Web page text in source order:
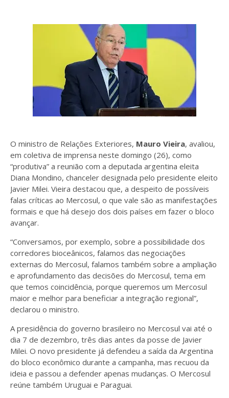
O ministro de Relações Exteriores, Mauro Vieira, avaliou,
em coletiva de imprensa neste domingo (26), como
“produtiva” a reunião com a deputada argentina eleita
Diana Mondino, chanceler designada pelo presidente eleito
Javier Milei. Vieira destacou que, a despeito de possíveis
falas críticas ao Mercosul, o que vale são as manifestações
formais e que há desejo dos dois países em fazer o bloco
avançar.
“Conversamos, por exemplo, sobre a possibilidade dos
corredores bioceânicos, falamos das negociações
externas do Mercosul, falamos também sobre a ampliação
e aprofundamento das decisões do Mercosul, tema em
que temos coincidência, porque queremos um Mercosul
maior e melhor para beneficiar a integração regional”,
declarou o ministro.
A presidência do governo brasileiro no Mercosul vai até o
dia 7 de dezembro, três dias antes da posse de Javier
Milei. O novo presidente já defendeu a saída da Argentina
do bloco econômico durante a campanha, mas recuou da
ideia e passou a defender apenas mudanças. O Mercosul
reúne também Uruguai e Paraguai.